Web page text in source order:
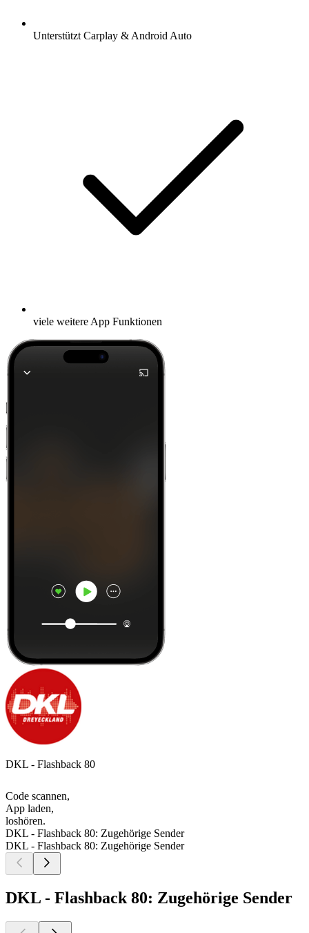
Unterstützt Carplay & Android Auto
viele weitere App Funktionen
DKL - Flashback 80
Code scannen,
App laden,
loshören.
DKL - Flashback 80: Zugehörige Sender
DKL - Flashback 80: Zugehörige Sender
DKL - Flashback 80: Zugehörige Sender